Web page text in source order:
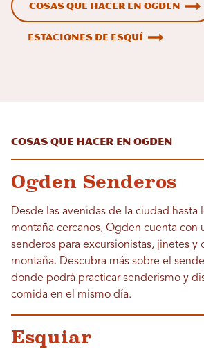
Cosas que hacer en Ogden
Estaciones de esquí
Cosas que hacer en Ogden
Ogden Senderos
Desde las avenidas de la ciudad hasta
montaña cercanos, Ogden cuenta con
senderos para excursionistas, jinetes y
montaña. Descubra más sobre el
donde podrá practicar senderismo y
comida en el mismo día.
Esquiar